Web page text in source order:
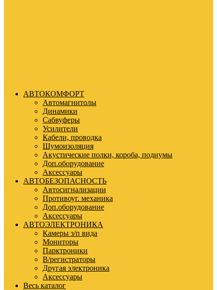
АВТОКОМФОРТ
Автомагнитолы
Динамики
Сабвуферы
Усилители
Кабели, проводка
Шумоизоляция
Акустические полки, короба, подиумы
Доп.оборудование
Аксессуары
АВТОБЕЗОПАСНОСТЬ
Автосигнализации
Противоуг. механика
Доп.оборудование
Аксессуары
АВТОЭЛЕКТРОНИКА
Камеры з/п вида
Мониторы
Парктроники
В/регистраторы
Другая электроника
Аксессуары
Весь каталог